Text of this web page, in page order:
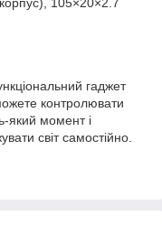
гаджет
контролювати
який момент і
світ самостійно.